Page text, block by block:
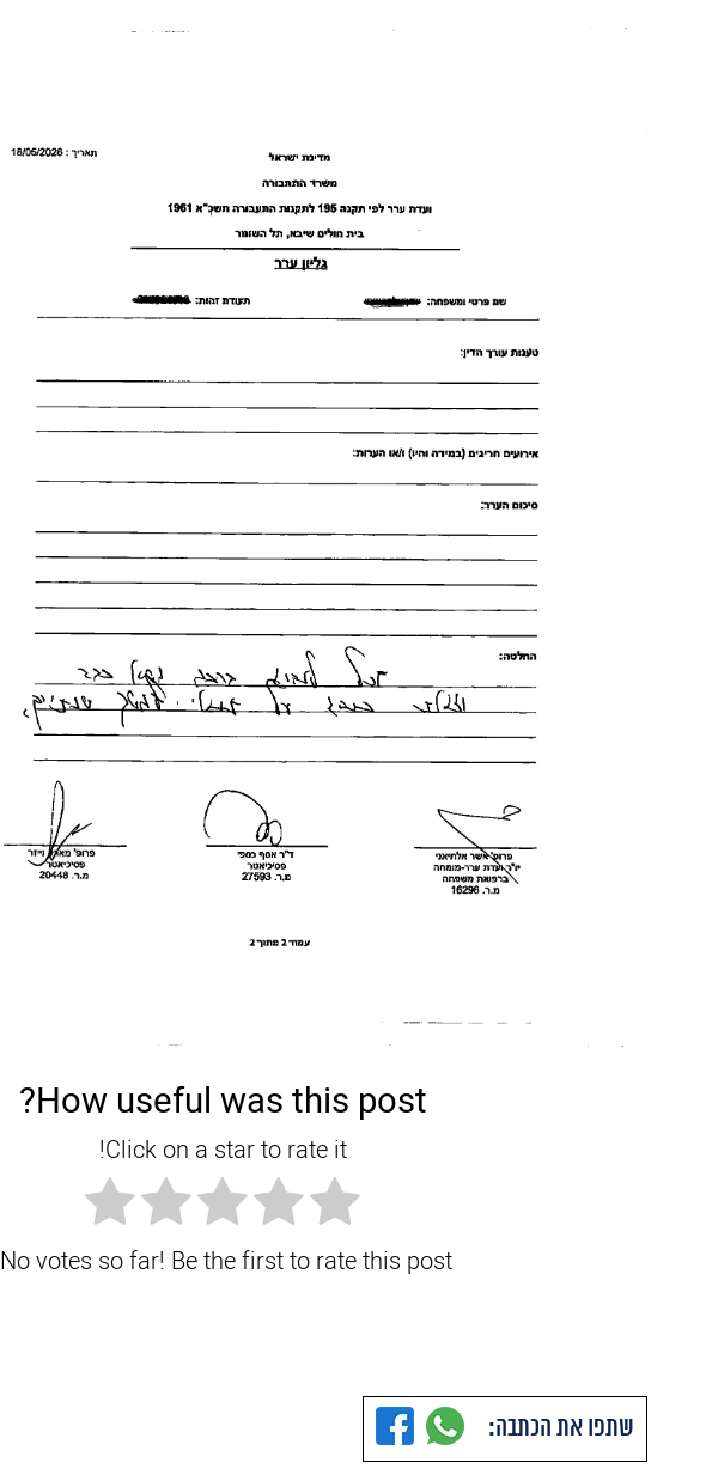
How useful was this post?
Click on a star to rate it!
No votes so far! Be the first to rate this post.
שתפו את הכתבה: